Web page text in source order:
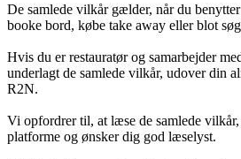
De samlede vilkår gælder, når du
booke bord, købe take away eller blot
Hvis du er restauratør og samarbejder
underlagt de samlede vilkår, udover din
R2N.
Vi opfordrer til, at læse de samlede
platforme og ønsker dig god læselyst.